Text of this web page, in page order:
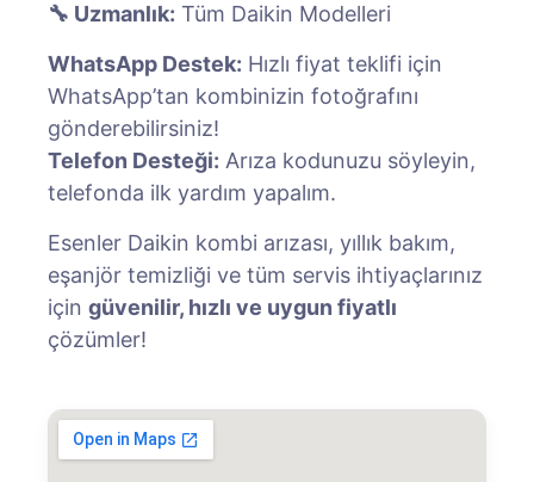
🔧 Uzmanlık: Tüm Daikin Modelleri
WhatsApp Destek: Hızlı fiyat teklifi için
WhatsApp’tan kombinizin fotoğrafını
gönderebilirsiniz!
Telefon Desteği: Arıza kodunuzu söyleyin,
telefonda ilk yardım yapalım.
Esenler Daikin kombi arızası, yıllık bakım,
eşanjör temizliği ve tüm servis ihtiyaçlarınız
için güvenilir, hızlı ve uygun fiyatlı
çözümler!